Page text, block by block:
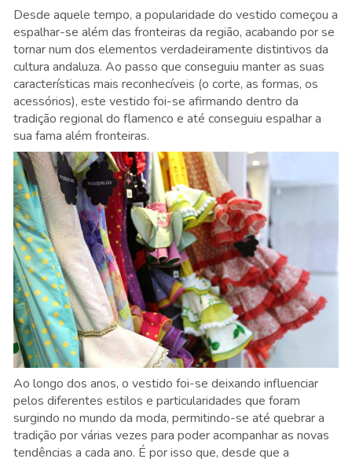
Desde aquele tempo, a popularidade do vestido começou a
espalhar-se além das fronteiras da região, acabando por se
tornar num dos elementos verdadeiramente distintivos da
cultura andaluza. Ao passo que conseguiu manter as suas
características mais reconhecíveis (o corte, as formas, os
acessórios), este vestido foi-se afirmando dentro da
tradição regional do flamenco e até conseguiu espalhar a
sua fama além fronteiras.
Ao longo dos anos, o vestido foi-se deixando influenciar
pelos diferentes estilos e particularidades que foram
surgindo no mundo da moda, permitindo-se até quebrar a
tradição por várias vezes para poder acompanhar as novas
tendências a cada ano. É por isso que, desde que a